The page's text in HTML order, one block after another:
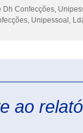
Confecções,
Unipessoal,
ao